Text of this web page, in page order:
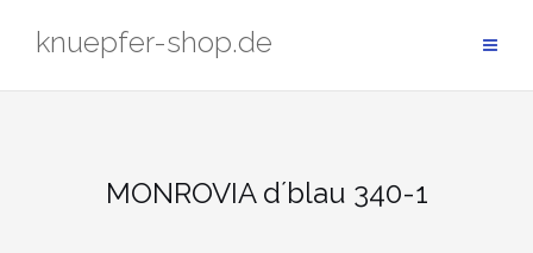
Inhaltknuepfer-shop.de
MONROVIA d´blau 340-1